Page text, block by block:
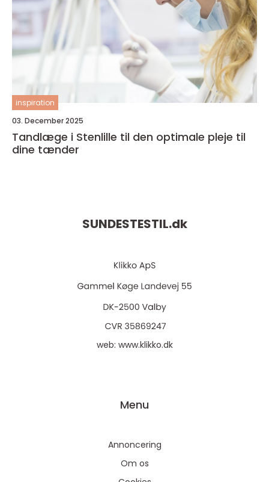
inspiration
03. December 2025
Tandlæge i Stenlille til den optimale pleje til
dine tænder
SUNDESTESTIL.dk
web: www.klikko.dk
Menu
Annoncering
Om os